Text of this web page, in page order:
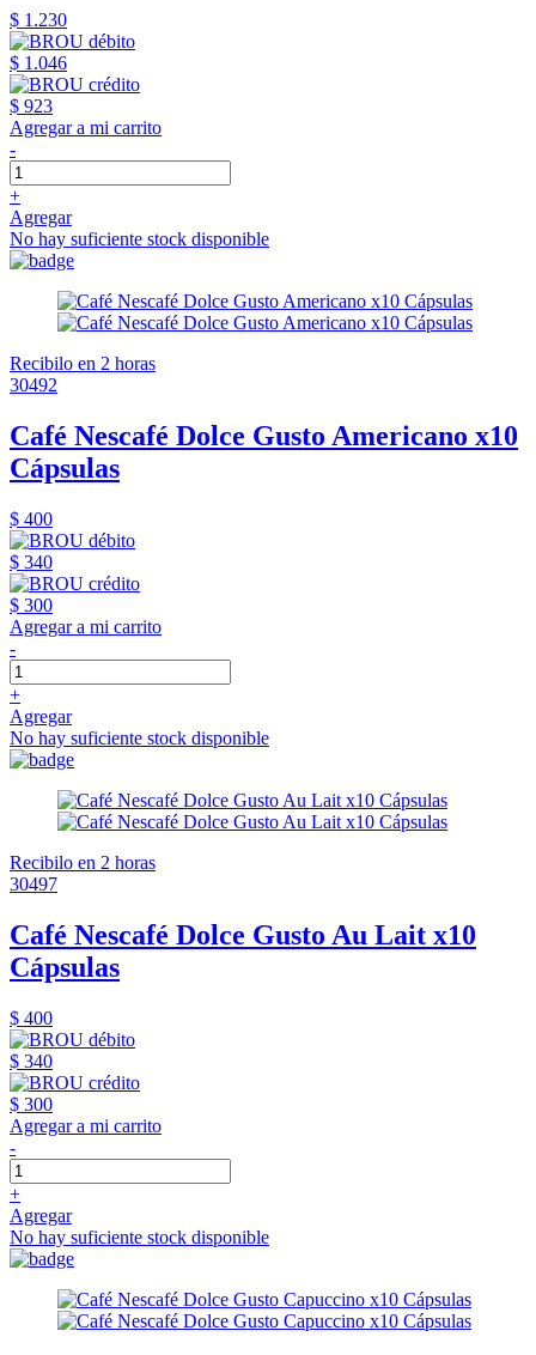
$ 1.230
$ 1.046
$ 923
Agregar a mi carrito
-
+
Agregar
No hay suficiente stock disponible
Recibilo en 2 horas
30492
Café Nescafé Dolce Gusto Americano x10
Cápsulas
$ 400
$ 340
$ 300
Agregar a mi carrito
-
+
Agregar
No hay suficiente stock disponible
Recibilo en 2 horas
30497
Café Nescafé Dolce Gusto Au Lait x10
Cápsulas
$ 400
$ 340
$ 300
Agregar a mi carrito
-
+
Agregar
No hay suficiente stock disponible